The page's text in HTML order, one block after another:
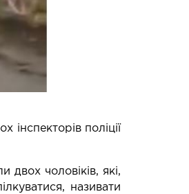
поліції
чоловіків, які,
називати